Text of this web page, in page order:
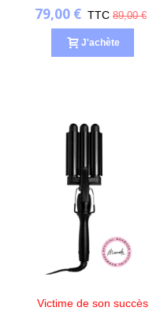
79,00 € TTC 89,00 €
J'achète
Victime de son succès